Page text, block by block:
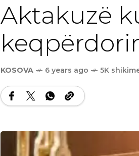
Aktakuzë
KOSOVA 6 years ago 5K